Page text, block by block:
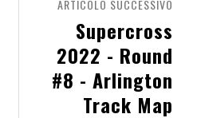
ARTICOLO SUCCESSIVO
Supercross
2022 - Round
#8 - Arlington
Track Map